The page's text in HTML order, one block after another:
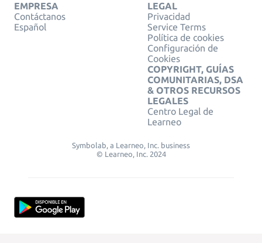
EMPRESA
Contáctanos
Español
LEGAL
Privacidad
Service Terms
Política de cookies
Configuración de
Cookies
COPYRIGHT, GUÍAS
COMUNITARIAS, DSA
& OTROS RECURSOS
LEGALES
Centro Legal de
Learneo
Symbolab, a Learneo, Inc. business
© Learneo, Inc. 2024